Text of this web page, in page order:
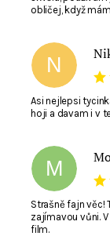
obličej, když
N
Asi nejlepsi
hoji a davam i v
M
Strašně fajn věc!
zajímavou vůni.
film.